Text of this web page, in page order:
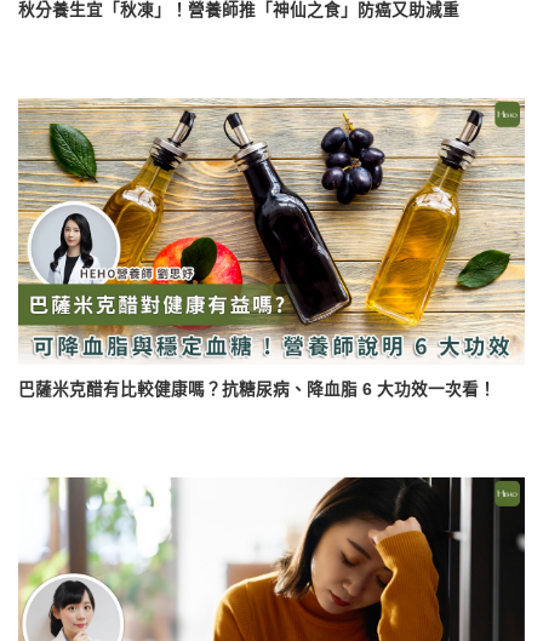
秋分養生宜「秋凍」！營養師推「神仙之食」防癌又助減重
巴薩米克醋有比較健康嗎？抗糖尿病、降血脂 6 大功效一次看！